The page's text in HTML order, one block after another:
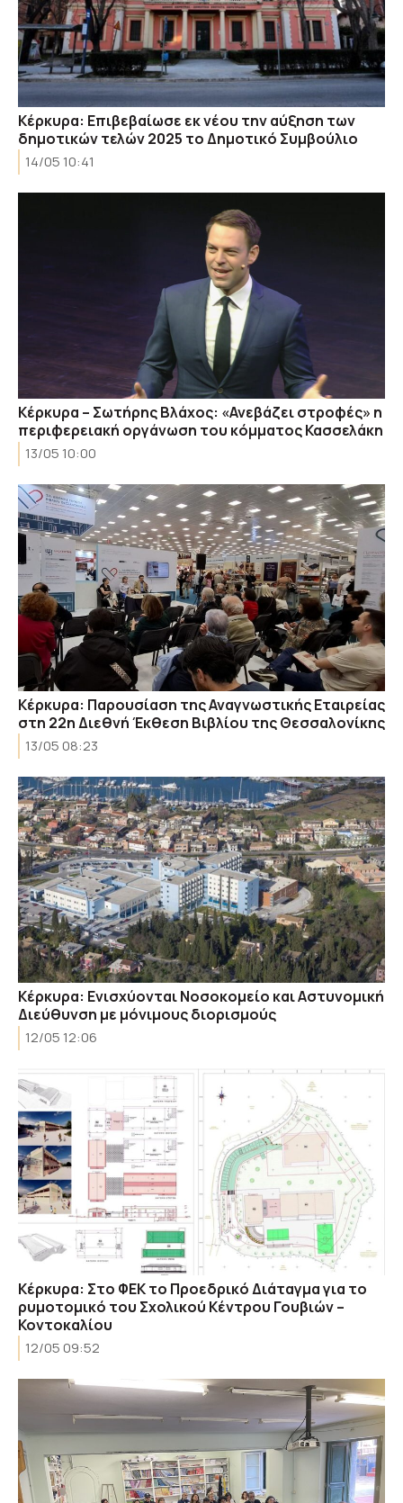
Κέρκυρα: Επιβεβαίωσε εκ νέου την αύξηση των
δημοτικών τελών 2025 το Δημοτικό Συμβούλιο
14/05 10:41
Κέρκυρα – Σωτήρης Βλάχος: «Ανεβάζει στροφές» η
περιφερειακή οργάνωση του κόμματος Κασσελάκη
13/05 10:00
Κέρκυρα: Παρουσίαση της Αναγνωστικής Εταιρείας
στη 22η Διεθνή Έκθεση Βιβλίου της Θεσσαλονίκης
13/05 08:23
Κέρκυρα: Ενισχύονται Νοσοκομείο και Αστυνομική
Διεύθυνση με μόνιμους διορισμούς
12/05 12:06
Κέρκυρα: Στο ΦΕΚ το Προεδρικό Διάταγμα για το
ρυμοτομικό του Σχολικού Κέντρου Γουβιών –
Κοντοκαλίου
12/05 09:52